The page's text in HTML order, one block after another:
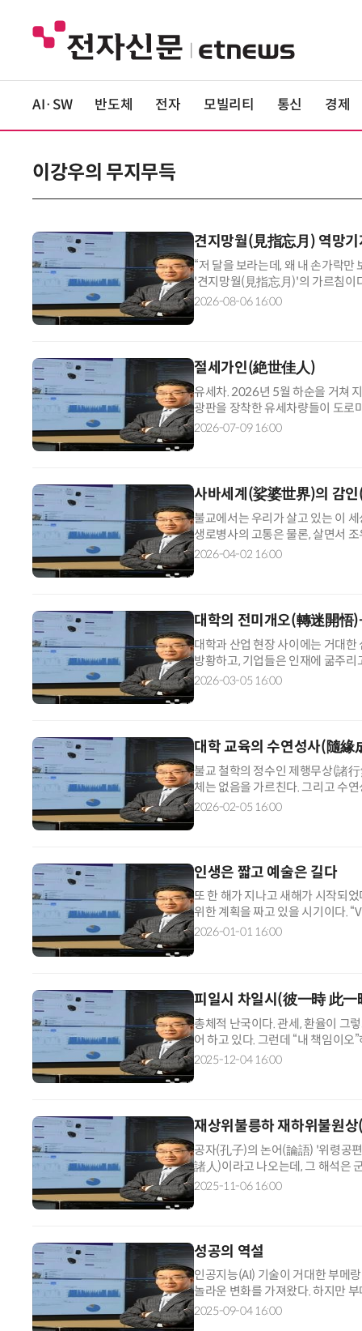
AI·SW 반도체 전자 모빌리티 통신 경제
이강우의 무지무득
견지망월(見指忘月) 역망
“저 달을 보라는데, 왜 내 손가락
'견지망월(見指忘月)'의 가르침이
미하며, '손가락'은 목적에 이르기
2026-08-06 16:00
절세가인(絶世佳人)
유세차. 2026년 5월 하순을 거쳐
광판을 장착한 유세차량들이 도로
는 국민의 삶은 외면하고 자신의
2026-07-09 16:00
사바세계(娑婆世界)의 감
불교에서는 우리가 살고 있는 이
생로병사의 고통은 물론, 살면서
이 말은 본래 '참고 견디는 땅', 즉
2026-04-02 16:00
대학의 전미개오(轉迷開悟
대학과 산업 현장 사이에는 거대
방황하고, 기업들은 인재에 굶주
조망하고 설계할 수 있는 고급 인
2026-03-05 16:00
대학 교육의 수연성사(隨緣
불교 철학의 정수인 제행무상(諸
체는 없음을 가르친다. 그리고 수
을 성취하라(成事)는 지침을 준다.
2026-02-05 16:00
인생은 짧고 예술은 길다
또 한 해가 지나고 새해가 시작되
위한 계획을 짜고 있을 시기이다.
철학자인 세네카(Lucius A.
2026-01-01 16:00
피일시 차일시(彼一時 此一
총체적 난국이다. 관세, 환율이 그
어 하고 있다. 그런데 “내 책임이
리쳐 온 수 많은 약속들은 오히려
2025-12-04 16:00
재상위불릉하 재하위불원
공자(孔子)의 논어(論語) '위령공
諸人)이라고 나오는데, 그 해석은
은 (그 원인을) 남에게서 찾는다는
2025-11-06 16:00
성공의 역설
인공지능(AI) 기술이 거대한 부메
놀라운 변화를 가져왔다. 하지만
하게 되돌아와서 '황금기'라는 빛
2025-09-04 16:00